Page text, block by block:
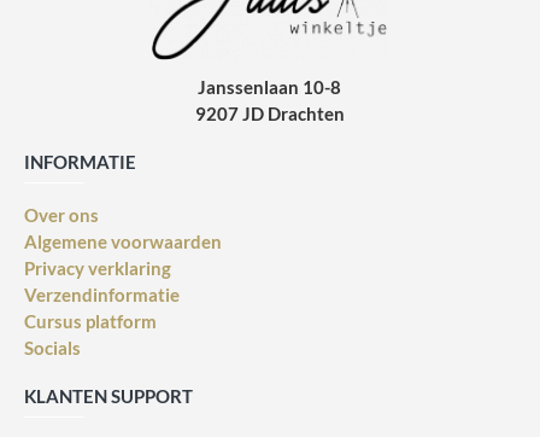
Janssenlaan 10-8
9207 JD Drachten
INFORMATIE
Over ons
Algemene voorwaarden
Privacy verklaring
Verzendinformatie
Cursus platform
Socials
KLANTEN SUPPORT